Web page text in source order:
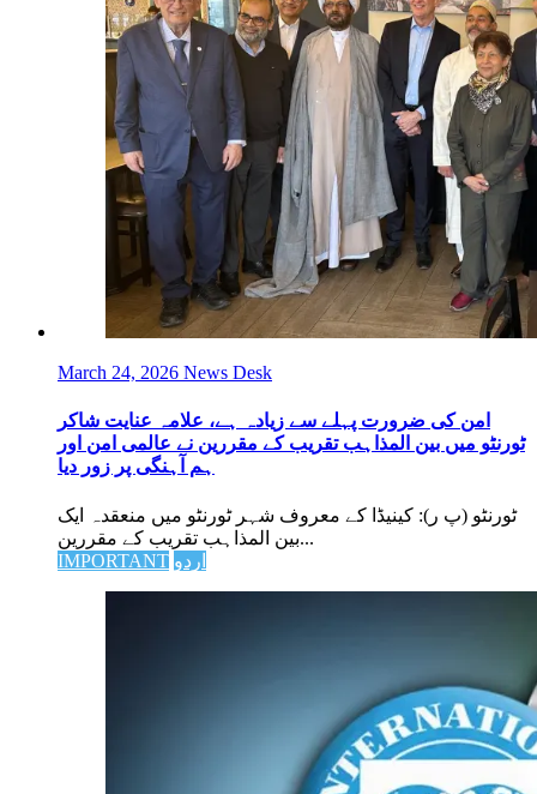
March 24, 2026 News Desk
امن کی ضرورت پہلے سے زیادہ ہے، علامہ عنایت شاکر
ٹورنٹو میں بین المذاہب تقریب کے مقررین نے عالمی امن اور
ہم آہنگی پر زور دیا
ٹورنٹو (پ ر): کینیڈا کے معروف شہر ٹورنٹو میں منعقدہ ایک
بین المذاہب تقریب کے مقررین...
IMPORTANT اردو